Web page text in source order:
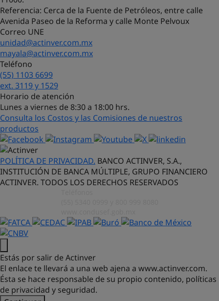
Referencia: Cerca de la Fuente de Petróleos, entre calle
Avenida Paseo de la Reforma y calle Monte Pelvoux
Correo UNE
unidad@actinver.com.mx
mayala@actinver.com.mx
Teléfono
(55) 1103 6699
ext. 3119 y 1529
Horario de atención
Lunes a viernes de 8:30 a 18:00 hrs.
Consulta los Costos y las Comisiones de nuestros
productos
POLÍTICA DE PRIVACIDAD. BANCO ACTINVER, S.A.,
INSTITUCIÓN DE BANCA MÚLTIPLE, GRUPO FINANCIERO
ACTINVER. TODOS LOS DERECHOS RESERVADOS
¡Hola! Soy Lucy, tu asistente virtual.
¿Con qué puedo ayudarte?
Estás por salir de Actinver
El enlace te llevará a una web ajena a www.actinver.com.
Ésta se hace responsable de su propio contenido, políticas
de privacidad y seguridad.